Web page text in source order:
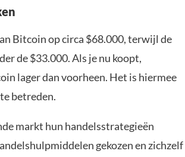
Bitcoin op circa $68.000, terwijl de
de $33.000. Als je nu koopt,
lager dan voorheen. Het is hiermee
betreden.
markt hun handelsstrategieën
gekozen en zichzelf